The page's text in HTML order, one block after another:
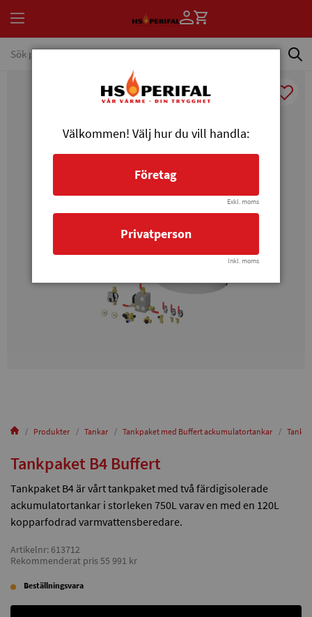
Produkter Tankar Tankpaket med Buffert ackumulatortankar
Tankpaket B4 Buffert
Tankpaket B4 är vårt tankpaket med två färdigisolerade
ackumulatortankar i storleken 750L varav en med en 120L
kopparfodrad varmvattensberedare.
Artikelnr: 613712
Rekommenderat pris 55 991 kr
Beställningsvara
Välkommen! Välj hur du vill handla:
Företag
Exkl. moms
Privatperson
Inkl. moms